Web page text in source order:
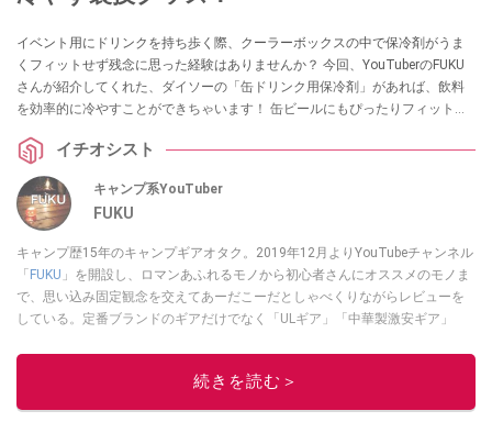
イベント用にドリンクを持ち歩く際、クーラーボックスの中で保冷剤がうま
くフィットせず残念に思った経験はありませんか？ 今回、YouTuberのFUKU
さんが紹介してくれた、ダイソーの「缶ドリンク用保冷剤」があれば、飲料
を効率的に冷やすことができちゃいます！ 缶ビールにもぴったりフィットす
イチオシスト
キャンプ系YouTuber
FUKU
キャンプ歴15年のキャンプギアオタク。2019年12月よりYouTubeチャンネル
「FUKU 」を開設し、ロマンあふれるモノから初心者さんにオススメのモノま
で、思い込み固定観念を交えてあーだこーだとしゃべくりながらレビューを
している。定番ブランドのギアだけでなく「ULギア」「中華製激安ギア」
このイチオシストの他の記事を読む
続きを読む＞